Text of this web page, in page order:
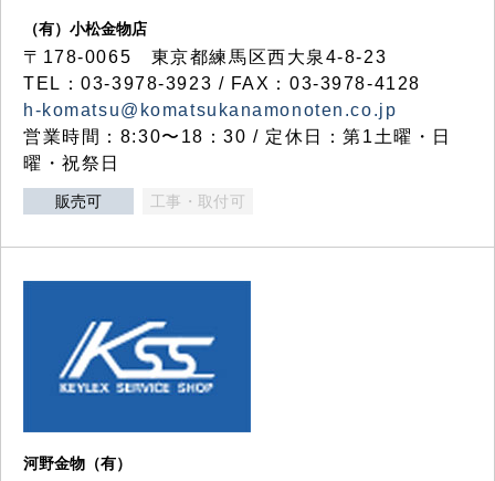
（有）小松金物店
〒178-0065 東京都練馬区西大泉4-8-23
TEL：03-3978-3923 / FAX：03-3978-4128
h-komatsu@komatsukanamonoten.co.jp
営業時間：8:30〜18：30 / 定休日：第1土曜・日
曜・祝祭日
販売可 工事・取付可
河野金物（有）